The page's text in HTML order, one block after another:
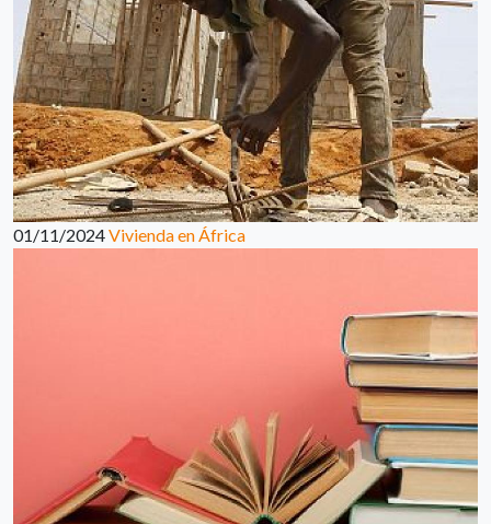
01/11/2024Vivienda en África